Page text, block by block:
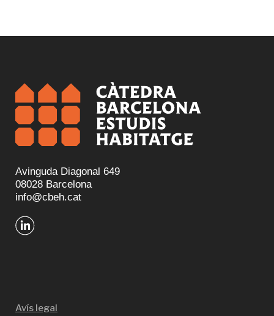
Avinguda Diagonal 649
08028 Barcelona
info@cbeh.cat
Avís legal